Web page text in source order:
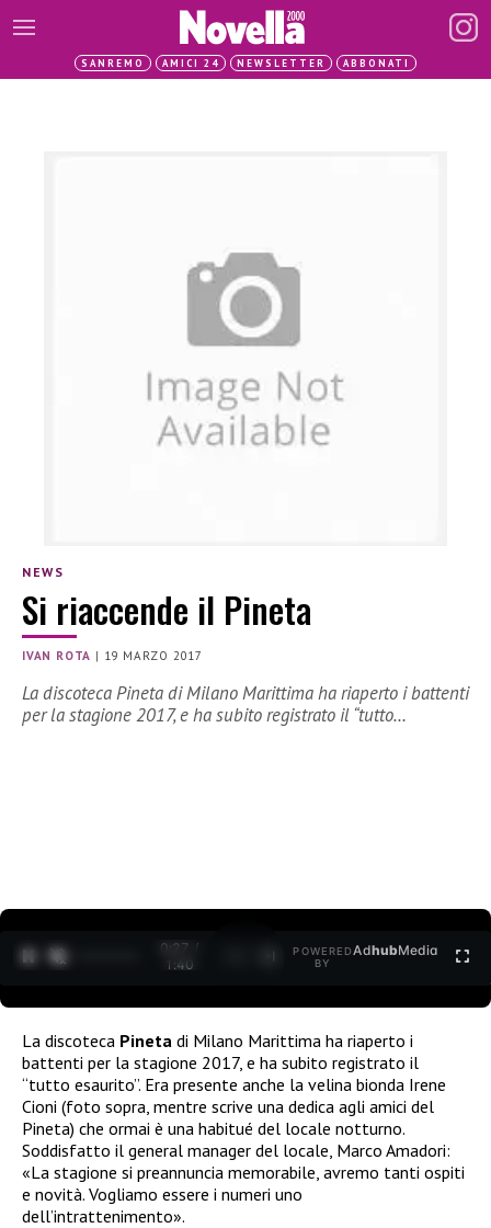
SANREMO AMICI 24 NEWSLETTER ABBONATI
NEWS
Si riaccende il Pineta
IVAN ROTA | 19 MARZO 2017
La discoteca Pineta di Milano Marittima ha riaperto i battenti
per la stagione 2017, e ha subito registrato il “tutto…
0:28 /
1:40
POWERED
BY
AdhubMedia
La discoteca Pineta di Milano Marittima ha riaperto i
battenti per la stagione 2017, e ha subito registrato il
“tutto esaurito”. Era presente anche la velina bionda Irene
Cioni (foto sopra, mentre scrive una dedica agli amici del
Pineta) che ormai è una habitué del locale notturno.
Soddisfatto il general manager del locale, Marco Amadori:
«La stagione si preannuncia memorabile, avremo tanti ospiti
e novità. Vogliamo essere i numeri uno
dell’intrattenimento».